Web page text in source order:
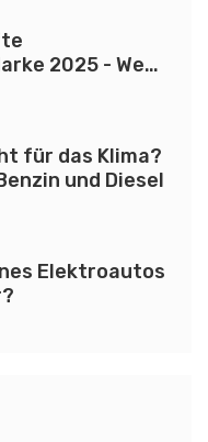
2025 - Wer
für das Klima?
und Diesel
Elektroautos